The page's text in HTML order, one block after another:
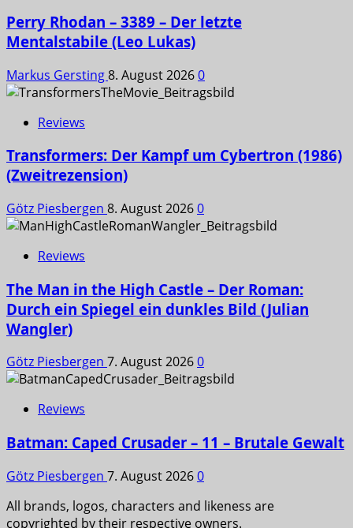
Perry Rhodan – 3389 – Der letzte
Mentalstabile (Leo Lukas)
Markus Gersting8. August 20260
Reviews
Transformers: Der Kampf um Cybertron (1986)
(Zweitrezension)
Götz Piesbergen 8. August 20260
Reviews
The Man in the High Castle – Der Roman:
Durch ein Spiegel ein dunkles Bild (Julian
Wangler)
Götz Piesbergen 7. August 20260
Reviews
Batman: Caped Crusader – 11 – Brutale Gewalt
Götz Piesbergen 7. August 20260
All brands, logos, characters and likeness are
copyrighted by their respective owners.